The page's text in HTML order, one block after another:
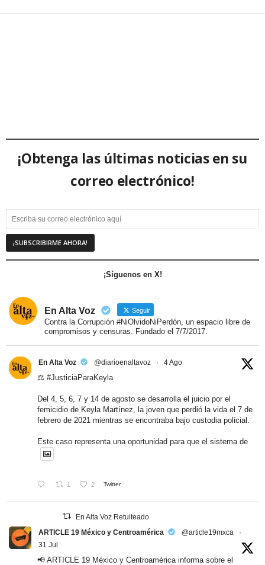
¡Obtenga las últimas noticias en su
correo electrónico!
¡Síguenos en X!
En Alta Voz Seguir
Contra la Corrupción #NiOlvidoNiPerdón, un espacio libre de
compromisos y censuras. Fundado el 7/7/2017.
En Alta Voz @diarioenaltavoz · 4 Ago
⚖️ #JusticiaParaKeyla
Del 4, 5, 6, 7 y 14 de agosto se desarrolla el juicio por el
femicidio de Keyla Martínez, la joven que perdió la vida el 7 de
febrero de 2021 mientras se encontraba bajo custodia policial.
Este caso representa una oportunidad para que el sistema de
1 2 Twitter
En Alta Voz Retuiteado
ARTICLE 19 México y Centroamérica
@article19mxca
·
31 Jul
📢 ARTICLE 19 México y Centroamérica informa sobre el